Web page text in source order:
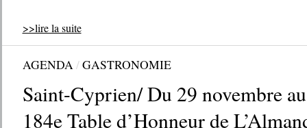
>>lire la suite
AGENDA/GASTRONOMIE
Saint-Cyprien/ Du 29 novembre
184e Table d’Honneur de